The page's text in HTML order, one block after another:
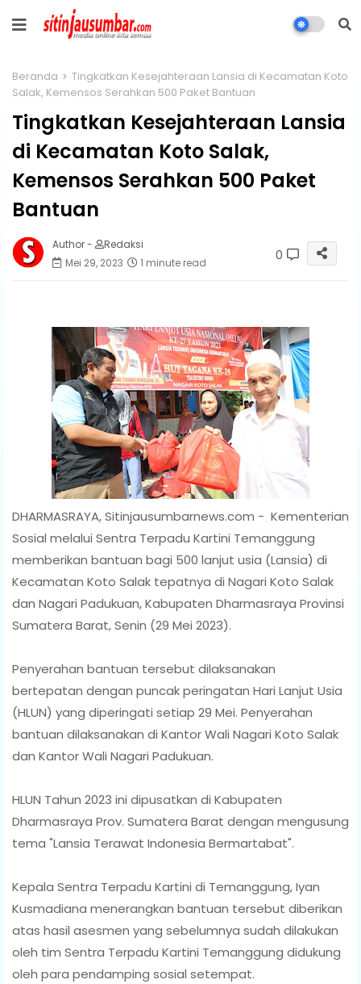
Beranda
Tingkatkan Kesejahteraan Lansia di Kecamatan Koto
Salak, Kemensos Serahkan 500 Paket Bantuan
Tingkatkan Kesejahteraan Lansia
di Kecamatan Koto Salak,
Kemensos Serahkan 500 Paket
Bantuan
Author -
Redaksi
Mei 29, 2023
1 minute read 0
DHARMASRAYA, Sitinjausumbarnews.com - Kementerian
Sosial melalui Sentra Terpadu Kartini Temanggung
memberikan bantuan bagi 500 lanjut usia (Lansia) di
Kecamatan Koto Salak tepatnya di Nagari Koto Salak
dan Nagari Padukuan, Kabupaten Dharmasraya Provinsi
Sumatera Barat, Senin (29 Mei 2023).
Penyerahan bantuan tersebut dilaksanakan
bertepatan dengan puncak peringatan Hari Lanjut Usia
(HLUN) yang diperingati setiap 29 Mei. Penyerahan
bantuan dilaksanakan di Kantor Wali Nagari Koto Salak
dan Kantor Wali Nagari Padukuan.
HLUN Tahun 2023 ini dipusatkan di Kabupaten
Dharmasraya Prov. Sumatera Barat dengan mengusung
tema "Lansia Terawat Indonesia Bermartabat".
Kepala Sentra Terpadu Kartini di Temanggung, Iyan
Kusmadiana menerangkan bantuan tersebut diberikan
atas hasil asesmen yang sebelumnya sudah dilakukan
oleh tim Sentra Terpadu Kartini Temanggung didukung
oleh para pendamping sosial setempat.